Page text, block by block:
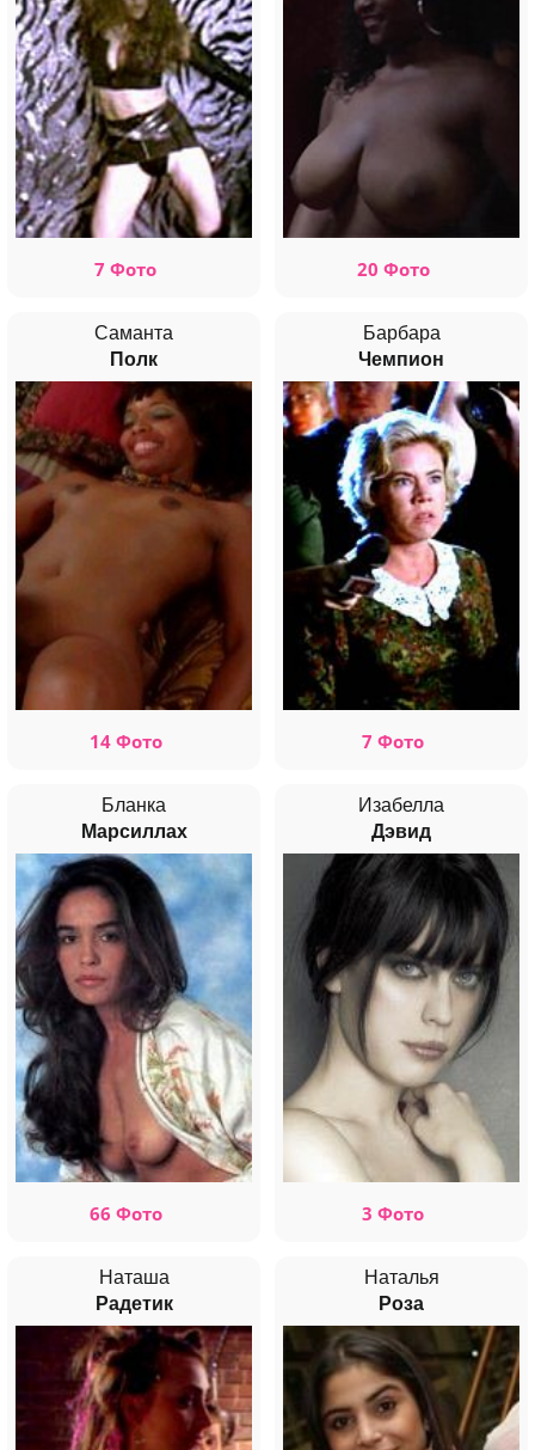
7 Фото 20 Фото
Саманта
Полк
14 Фото
Барбара
Чемпион
7 Фото
Бланка
Марсиллах
66 Фото
Изабелла
Дэвид
3 Фото
Наташа
Радетик
Наталья
Роза